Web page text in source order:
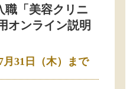
職「美容クリニ
オンライン説明
月31日（木）まで